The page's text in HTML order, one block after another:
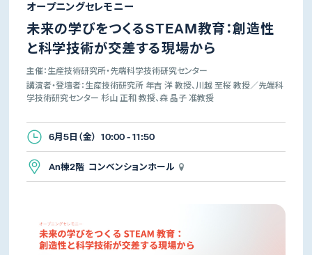
オープニングセレモニー
未来の学びをつくるSTEAM教育：創造性
と科学技術が交差する現場から
主催：生産技術研究所・先端科学技術研究センター
講演者・登壇者：生産技術研究所 年吉 洋 教授、川越 至桜 教授／先端科
学技術研究センター 杉山 正和 教授、森 晶子 准教授
6月5日（金） 10:00 - 11:50
An棟2階 コンベンションホール